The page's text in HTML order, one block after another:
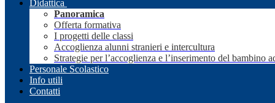
Didattica
Panoramica
Offerta formativa
I progetti delle classi
Accoglienza alunni stranieri e intercultura
Strategie per l’accoglienza e l’inserimento del bambino
Personale Scolastico
Info utili
Contatti